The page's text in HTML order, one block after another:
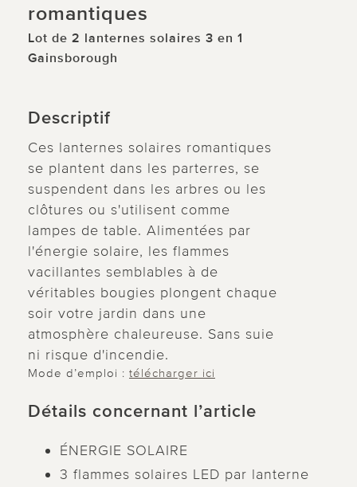
romantiques
Lot de 2 lanternes solaires 3 en 1
Gainsborough
Descriptif
Ces lanternes solaires romantiques
se plantent dans les parterres, se
suspendent dans les arbres ou les
clôtures ou s'utilisent comme
lampes de table. Alimentées par
l'énergie solaire, les flammes
vacillantes semblables à de
véritables bougies plongent chaque
soir votre jardin dans une
atmosphère chaleureuse. Sans suie
ni risque d'incendie.
Mode d’emploi : télécharger ici
Détails concernant l’article
ÉNERGIE SOLAIRE
3 flammes solaires LED par lanterne